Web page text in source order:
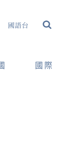
國語台
國際